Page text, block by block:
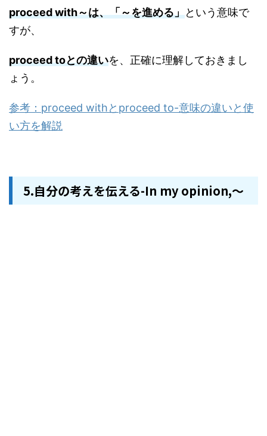
proceed with～は、「～を進める」という意味で
すが、
proceed toとの違いを、正確に理解しておきまし
ょう。
参考：proceed withとproceed to-意味の違いと使
い方を解説
5.自分の考えを伝える-In my opinion,～